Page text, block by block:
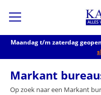
Maandag t/m zaterdag
Markant
Op zoek naar een Markant